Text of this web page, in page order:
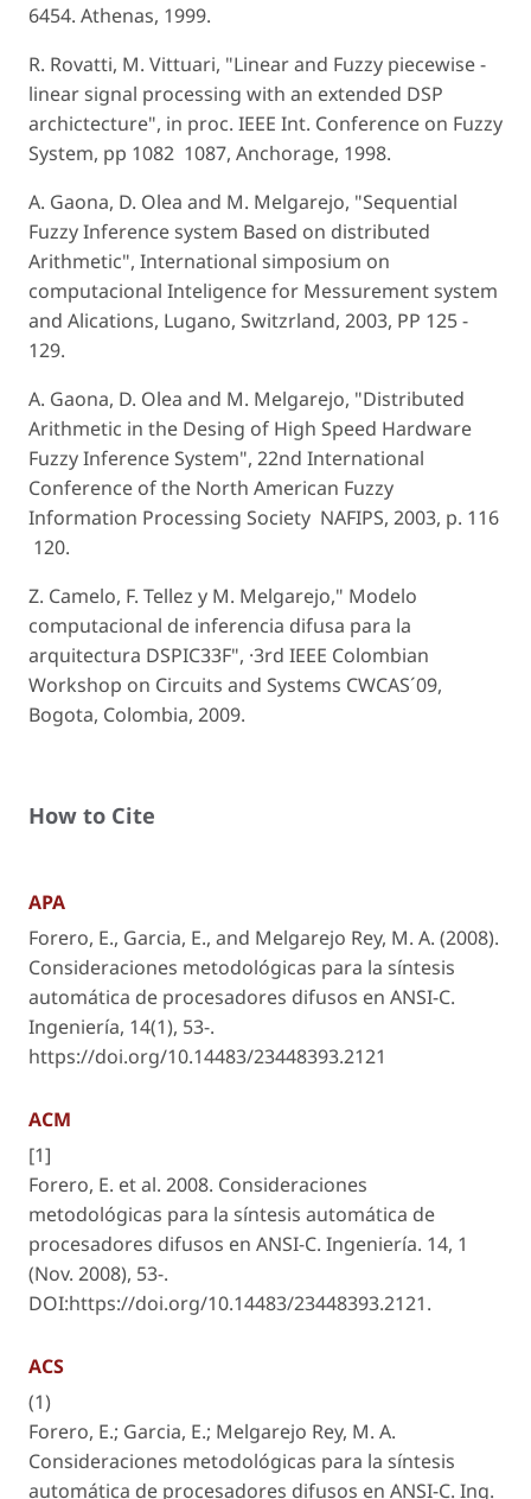
6454. Athenas, 1999.
R. Rovatti, M. Vittuari, "Linear and Fuzzy piecewise ­
linear signal processing with an extended DSP
archictecture", in proc. IEEE Int. Conference on Fuzzy
System, pp 1082 ­ 1087, Anchorage, 1998.
A. Gaona, D. Olea and M. Melgarejo, "Sequential
Fuzzy Inference system Based on distributed
Arithmetic", International simposium on
computacional Inteligence for Messurement system
and Alications, Lugano, Switzrland, 2003, PP 125 ­
129.
A. Gaona, D. Olea and M. Melgarejo, "Distributed
Arithmetic in the Desing of High Speed Hardware
Fuzzy Inference System", 22nd International
Conference of the North American Fuzzy
Information Processing Society ­ NAFIPS, 2003, p. 116
­ 120.
Z. Camelo, F. Tellez y M. Melgarejo," Modelo
computacional de inferencia difusa para la
arquitectura DSPIC33F", ·3rd IEEE Colombian
Workshop on Circuits and Systems CWCAS´09,
Bogota, Colombia, 2009.
How to Cite
APA
Forero, E., Garcia, E., and Melgarejo Rey, M. A. (2008).
Consideraciones metodológicas para la síntesis
automática de procesadores difusos en ANSI-C.
Ingeniería, 14(1), 53-.
https://doi.org/10.14483/23448393.2121
ACM
[1]
Forero, E. et al. 2008. Consideraciones
metodológicas para la síntesis automática de
procesadores difusos en ANSI-C. Ingeniería. 14, 1
(Nov. 2008), 53-.
DOI:https://doi.org/10.14483/23448393.2121.
ACS
(1)
Forero, E.; Garcia, E.; Melgarejo Rey, M. A.
Consideraciones metodológicas para la síntesis
automática de procesadores difusos en ANSI-C. Ing.